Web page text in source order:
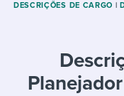
DESCRIÇÕES DE CARGO |